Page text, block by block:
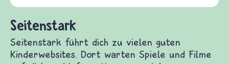
und Frieden, Streit und Gewalt.